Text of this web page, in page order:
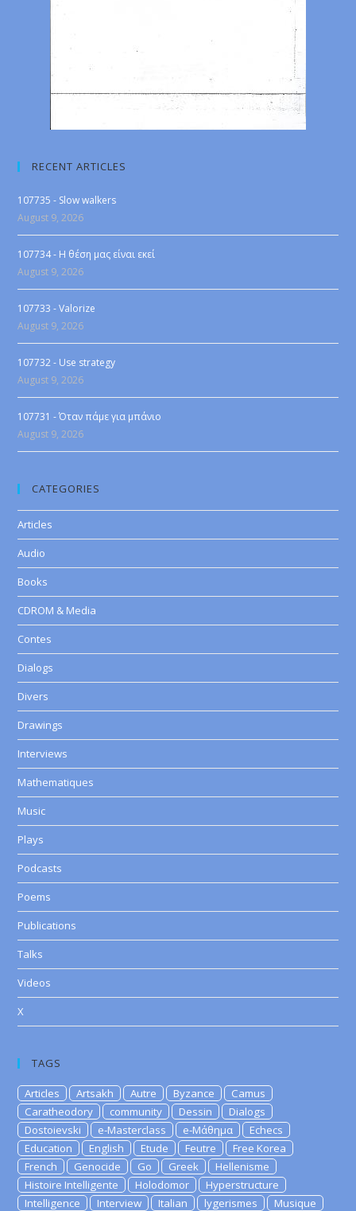
RECENT ARTICLES
107735 - Slow walkers
August 9, 2026
107734 - Η θέση μας είναι εκεί
August 9, 2026
107733 - Valorize
August 9, 2026
107732 - Use strategy
August 9, 2026
107731 - Όταν πάμε για μπάνιο
August 9, 2026
CATEGORIES
Articles
Audio
Books
CDROM & Media
Contes
Dialogs
Divers
Drawings
Interviews
Mathematiques
Music
Plays
Podcasts
Poems
Publications
Talks
Videos
X
TAGS
Articles Artsakh Autre Byzance
Camus
Caratheodory
community Dessin
Dialogs
Dostoievski
e-Masterclass e-Μάθημα
Echecs
Education
English Etude Feutre
Free Korea
French
Genocide Go Greek
Hellenisme
Histoire Intelligente
Holodomor
Hyperstructure
Intelligence
Interview Italian lygerismes
Musique